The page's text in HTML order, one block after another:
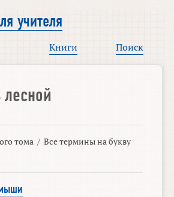
учителя
Книги Поиск
тома / Все термины на букву